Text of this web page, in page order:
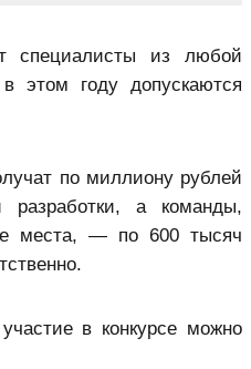
специалисты из любой
этом году допускаются
по миллиону рублей
разработки, а команды,
места, — по 600 тысяч
в конкурсе можно